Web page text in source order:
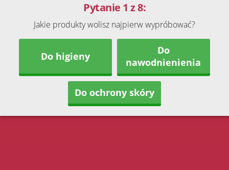
Pytanie 1 z 8:
Jakie produkty wolisz najpierw wypróbować?
Do higieny
Do
nawodnienienia
Do ochrony skóry